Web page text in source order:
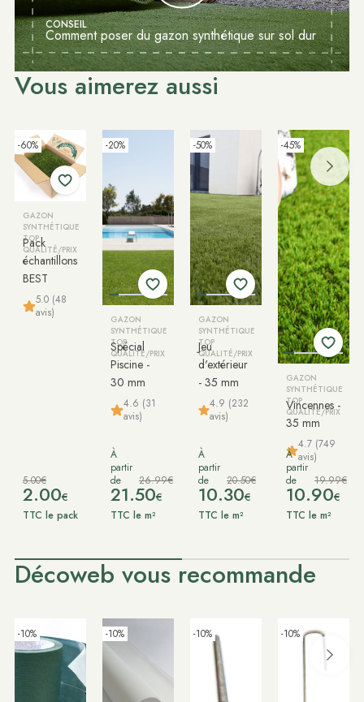
CONSEIL
Comment poser du gazon synthétique sur sol dur
Vous aimerez aussi
-60%
GAZON
SYNTHÉTIQUE
TOP
QUALITÉ/PRIX
Pack
échantillons
BEST
5.0 (48
avis)
5.00€
2.00€
TTC le pack
-20%
GAZON
SYNTHÉTIQUE
TOP
QUALITÉ/PRIX
Spécial
Piscine -
30 mm
4.6 (31
avis)
À
partir
de
26.99€
21.50€
TTC le m²
-50%
GAZON
SYNTHÉTIQUE
TOP
QUALITÉ/PRIX
Jeu
d'extérieur
- 35 mm
4.9 (232
avis)
À
partir
de
20.50€
10.30€
TTC le m²
-45%
GAZON
SYNTHÉTIQUE
TOP
QUALITÉ/PRIX
Vincennes -
35 mm
4.7 (749
avis)
À
partir
de
19.99€
10.90€
TTC le m²
Décoweb vous recommande
-10% -10% -10% -10%